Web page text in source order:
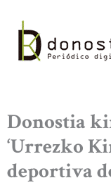
contenido
Donostia
‘Urrezko
deportiva